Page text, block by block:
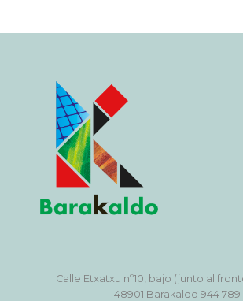
Calle Etxatxu nº10, bajo (junto al
48901 Barakaldo 944 789